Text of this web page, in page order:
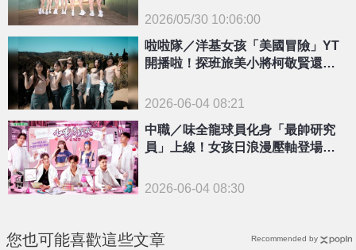
{PLAYICON}
2026/05/30 10:06:00
啦啦隊／洋基女孩「美國冒險」YT
開播啦！探班旅美小將柯敬賢還挑
2026-06-04 08:21
中職／味全龍球員化身「最帥研究
員」上線！女孩日浪漫壓軸登場共
2026-06-04 08:30
您也可能喜歡這些文章 Recommended by